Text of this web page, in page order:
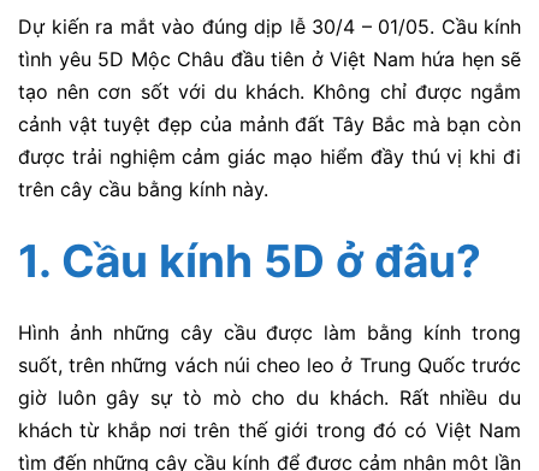
Dự kiến ra mắt vào đúng dịp lễ 30/4 – 01/05. Cầu kính
tình yêu 5D Mộc Châu đầu tiên ở Việt Nam hứa hẹn sẽ
tạo nên cơn sốt với du khách. Không chỉ được ngắm
cảnh vật tuyệt đẹp của mảnh đất Tây Bắc mà bạn còn
được trải nghiệm cảm giác mạo hiểm đầy thú vị khi đi
trên cây cầu bằng kính này.
1. Cầu kính 5D ở đâu?
Hình ảnh những cây cầu được làm bằng kính trong
suốt, trên những vách núi cheo leo ở Trung Quốc trước
giờ luôn gây sự tò mò cho du khách. Rất nhiều du
khách từ khắp nơi trên thế giới trong đó có Việt Nam
tìm đến những cây cầu kính để được cảm nhận một lần